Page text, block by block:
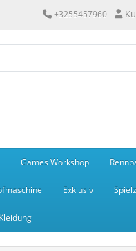
+3255457960
Games Workshop
Exklusiv